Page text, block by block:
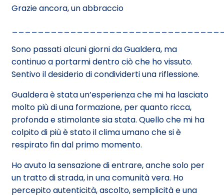
Grazie ancora, un abbraccio
Sono passati alcuni giorni da Gualdera, ma
continuo a portarmi dentro ciò che ho vissuto.
Sentivo il desiderio di condividerti una riflessione.
Gualdera è stata un’esperienza che mi ha lasciato
molto più di una formazione, per quanto ricca,
profonda e stimolante sia stata. Quello che mi ha
colpito di più è stato il clima umano che si è
respirato fin dal primo momento.
Ho avuto la sensazione di entrare, anche solo per
un tratto di strada, in una comunità vera. Ho
percepito autenticità, ascolto, semplicità e una